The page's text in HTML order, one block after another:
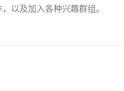
以及加入各种兴趣群组。